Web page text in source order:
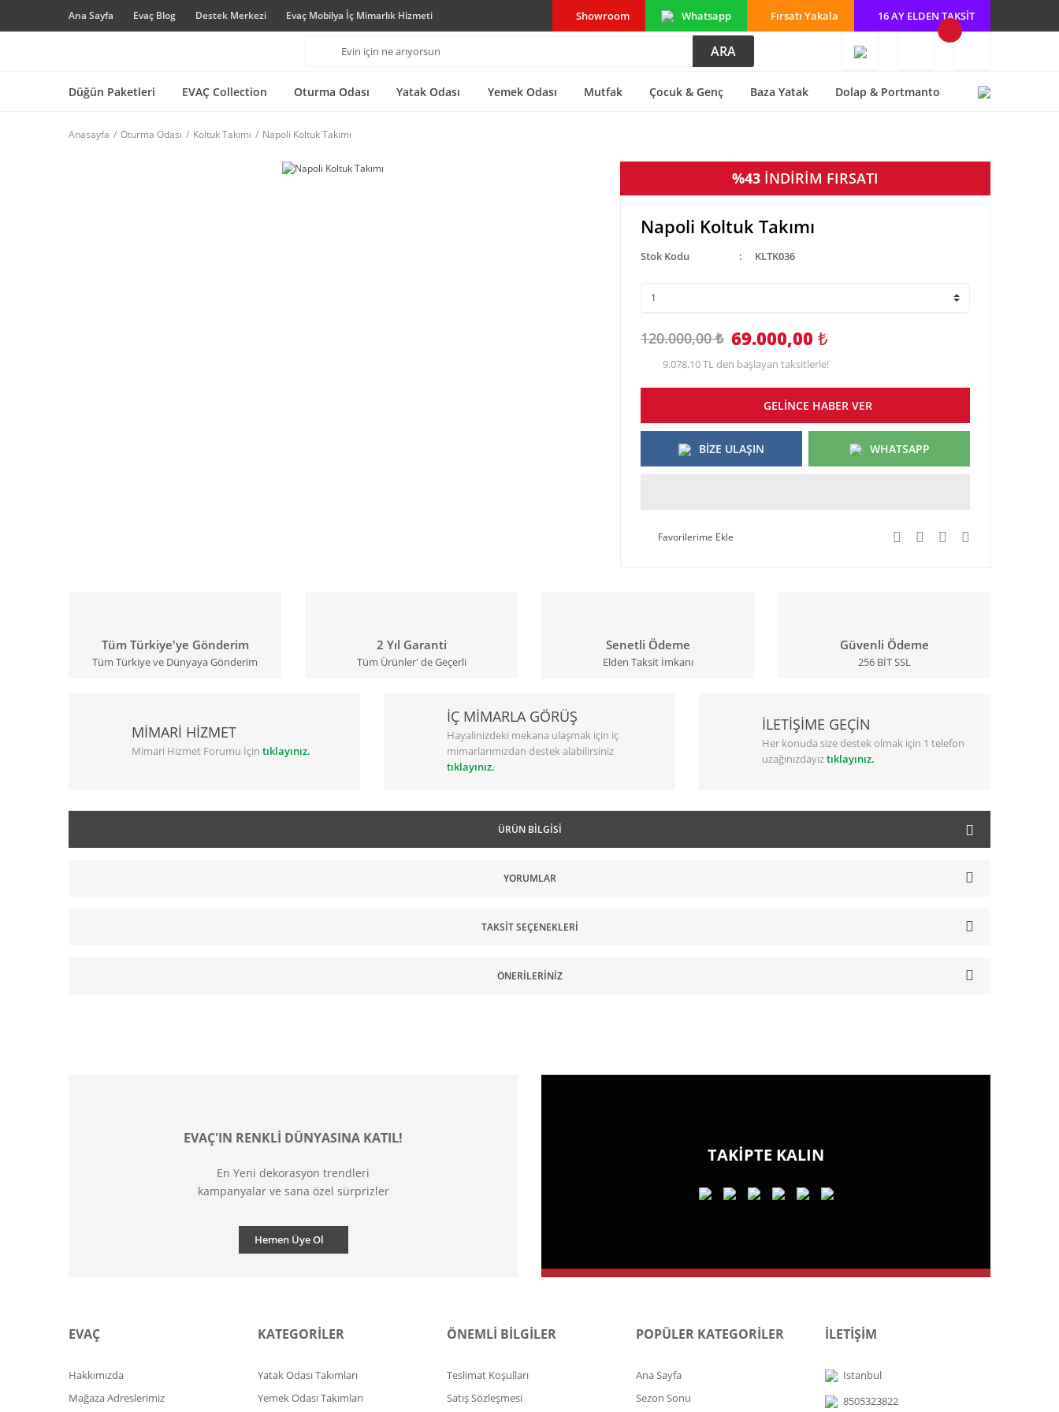
Ana Sayfa Evaç Blog Destek Merkezi Evaç Mobilya İç Mimarlık Hizmeti Showroom Whatsapp Fırsatı Yakala 16 AY ELDEN TAKSİT
ARA
Düğün Paketleri EVAÇ Collection Oturma Odası Yatak Odası Yemek Odası Mutfak Çocuk & Genç Baza Yatak Dolap & Portmanto
Anasayfa Oturma Odası Koltuk Takımı Napoli Koltuk Takımı
%43 İNDİRİM FIRSATI
Napoli Koltuk Takımı
Stok Kodu KLTK036
120.000,00 ₺ 69.000,00 ₺
9.078,10 TL den başlayan taksitlerle!
GELİNCE HABER VER
BİZE ULAŞIN WHATSAPP
Tüm Türkiye'ye Gönderim
Tüm Türkiye ve Dünyaya Gönderim
2 Yıl Garanti
Tüm Ürünler' de Geçerli
Senetli Ödeme
Elden Taksit İmkanı
Güvenli Ödeme
256 BİT SSL
MİMARİ HİZMET
Mimari Hizmet Forumu İçin tıklayınız.
İÇ MİMARLA GÖRÜŞ
Hayalinizdeki mekana ulaşmak için iç
mimarlarımızdan destek alabilirsiniz
tıklayınız.
İLETİŞİME GEÇİN
Her konuda size destek olmak için 1 telefon
uzağınızdayıztıklayınız.
ÜRÜN BILGISI
YORUMLAR
TAKSIT SEÇENEKLERI
ÖNERILERINIZ
EVAÇ'IN RENKLİ DÜNYASINA KATIL!
En Yeni dekorasyon trendleri
kampanyalar ve sana özel sürprizler
Hemen Üye Ol
TAKİPTE KALIN
EVAÇ
Hakkımızda
Mağaza Adreslerimiz
KATEGORİLER
Yatak Odası Takımları
Yemek Odası Takımları
ÖNEMLİ BİLGİLER
Teslimat Koşulları
Satış Sözleşmesi
POPÜLER KATEGORİLER
Ana Sayfa
Sezon Sonu
İLETİŞİM
Istanbul
8505323822